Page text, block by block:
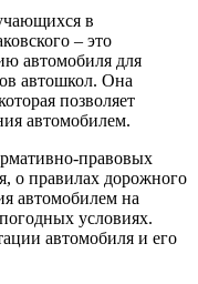
в
– это
автомобиля для
автошкол. Она
позволяет
автомобилем.
правовых
о правилах дорожного
автомобилем на
условиях.
автомобиля и его